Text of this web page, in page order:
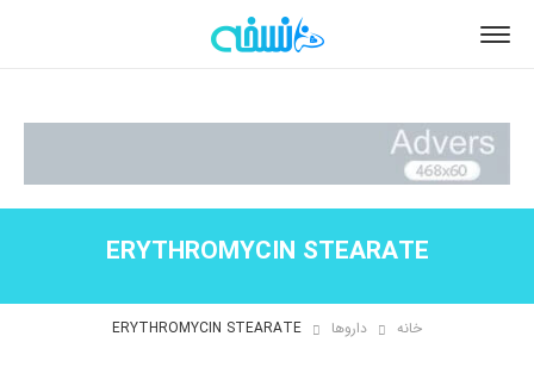
ERYTHROMYCIN STEARATE
خانه داروها ERYTHROMYCIN STEARATE